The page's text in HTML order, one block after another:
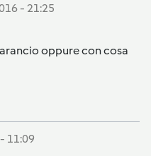
- 21:25
oppure con cosa
11:09